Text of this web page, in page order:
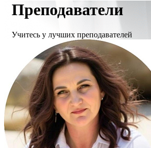
Преподаватели
Учитесь у лучших преподавателей